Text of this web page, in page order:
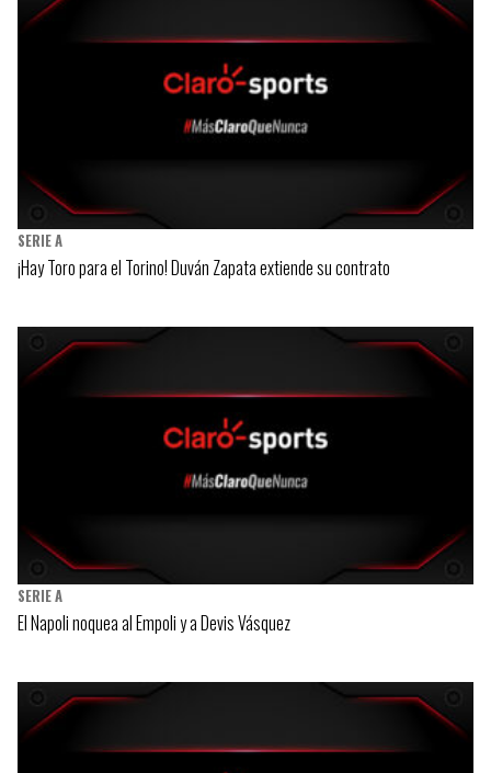
SERIE A
¡Hay Toro para el Torino! Duván Zapata extiende su contrato
SERIE A
El Napoli noquea al Empoli y a Devis Vásquez